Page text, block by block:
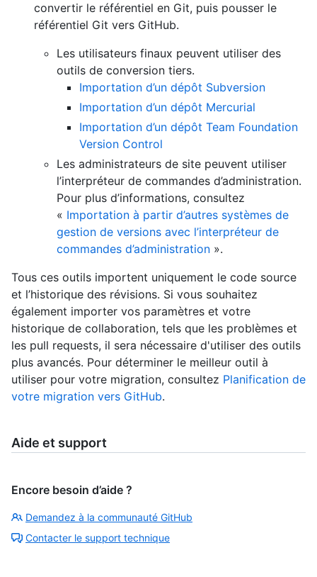
convertir le référentiel en Git, puis pousser le
référentiel Git vers GitHub.
Les utilisateurs finaux peuvent utiliser des
outils de conversion tiers.
Importation d’un dépôt Subversion
Importation d’un dépôt Mercurial
Importation d’un dépôt Team Foundation
Version Control
Les administrateurs de site peuvent utiliser
l’interpréteur de commandes d’administration.
Pour plus d’informations, consultez
« Importation à partir d’autres systèmes de
gestion de versions avec l’interpréteur de
commandes d’administration ».
Tous ces outils importent uniquement le code source
et l’historique des révisions. Si vous souhaitez
également importer vos paramètres et votre
historique de collaboration, tels que les problèmes et
les pull requests, il sera nécessaire d'utiliser des outils
plus avancés. Pour déterminer le meilleur outil à
utiliser pour votre migration, consultez Planification de
votre migration vers GitHub.
Aide et support
Encore besoin d’aide ?
Demandez à la communauté GitHub
Contacter le support technique